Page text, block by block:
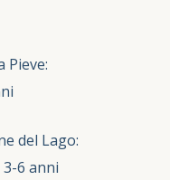
Pieve:
del Lago:
6 anni